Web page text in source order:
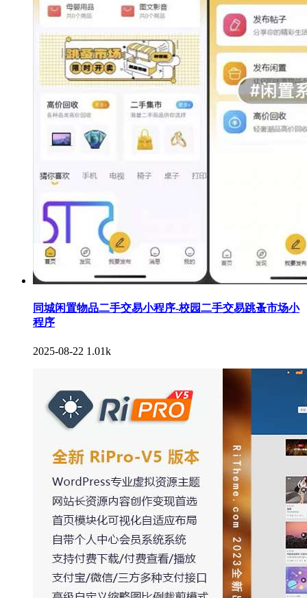
同城闲置物品二手交易小程序-校园二手交易跳蚤市场小
程序
2025-08-22 1.01k